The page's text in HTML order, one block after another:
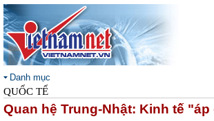
Danh mục
QUỐC TẾ
Quan hệ Trung-Nhật: Kinh tế